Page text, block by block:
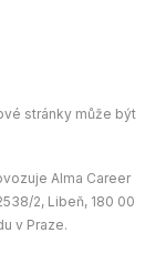
stránky může být
Alma Career
2, Libeň, 180 00
v Praze.